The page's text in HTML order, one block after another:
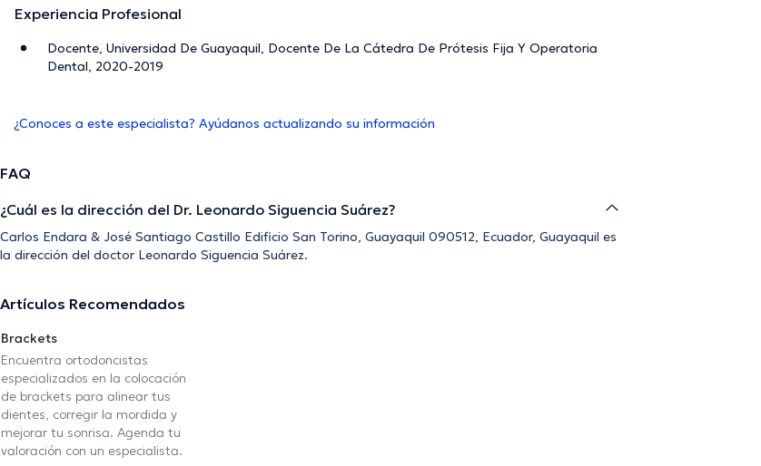
Experiencia Profesional
Docente, Universidad De Guayaquil, Docente De La Cátedra De Prótesis Fija Y Operatoria
Dental, 2020-2019
¿Conoces a este especialista? Ayúdanos actualizando su información
FAQ
¿Cuál es la dirección del Dr. Leonardo Siguencia Suárez?
Carlos Endara & José Santiago Castillo Edificio San Torino, Guayaquil 090512, Ecuador, Guayaquil es
la dirección del doctor Leonardo Siguencia Suárez.
Artículos Recomendados
Brackets
Encuentra ortodoncistas
especializados en la colocación
de brackets para alinear tus
dientes, corregir la mordida y
mejorar tu sonrisa. Agenda tu
valoración con un especialista.